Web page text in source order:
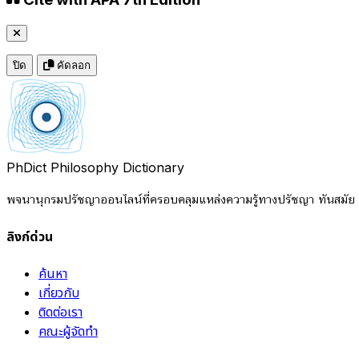
ปิด คัดลอก
PhDict Philosophy Dictionary
พจนานุกรมปรัชญาออนไลน์ที่ครอบคลุมแหล่งความรู้ทางปรัชญา ทันสมัย
ลิงก์ด่วน
ค้นหา
เกี่ยวกับ
ติดต่อเรา
คณะผู้จัดทำ